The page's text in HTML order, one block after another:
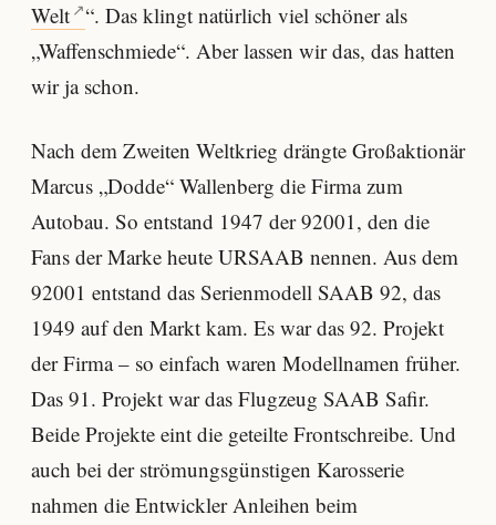
Welt “. Das klingt natürlich viel schöner als
„Waffenschmiede“. Aber lassen wir das, das hatten
wir ja schon.
Nach dem Zweiten Weltkrieg drängte Großaktionär
Marcus „Dodde“ Wallenberg die Firma zum
Autobau. So entstand 1947 der 92001, den die
Fans der Marke heute URSAAB nennen. Aus dem
92001 entstand das Serienmodell SAAB 92, das
1949 auf den Markt kam. Es war das 92. Projekt
der Firma – so einfach waren Modellnamen früher.
Das 91. Projekt war das Flugzeug SAAB Safir.
Beide Projekte eint die geteilte Frontschreibe. Und
auch bei der strömungsgünstigen Karosserie
nahmen die Entwickler Anleihen beim